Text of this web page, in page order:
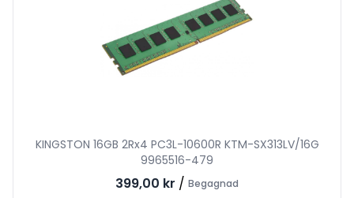
KINGSTON 16GB 2Rx4 PC3L-10600R KTM-SX313LV/16G
9965516-479
399,00 kr / Begagnad